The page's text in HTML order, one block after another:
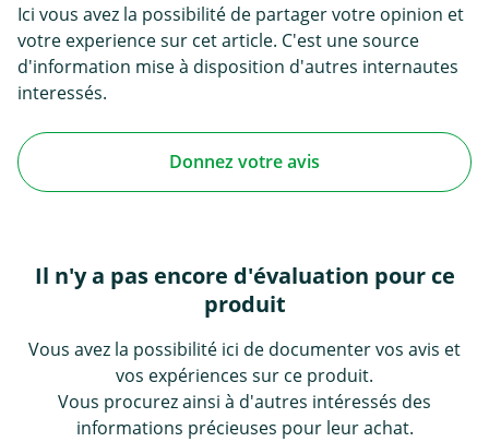
Ici vous avez la possibilité de partager votre opinion et
votre experience sur cet article. C'est une source
d'information mise à disposition d'autres internautes
interessés.
Donnez votre avis
Il n'y a pas encore d'évaluation pour ce
produit
Vous avez la possibilité ici de documenter vos avis et
vos expériences sur ce produit.
Vous procurez ainsi à d'autres intéressés des
informations précieuses pour leur achat.